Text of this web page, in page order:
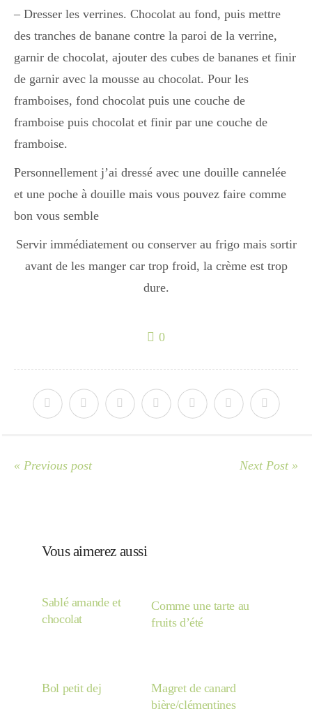
Semaines Spéciales
cupcake
Halloween
Japon
– Dresser les verrines. Chocolat au fond, puis mettre
des tranches de banane contre la paroi de la verrine,
garnir de chocolat, ajouter des cubes de bananes et finir
de garnir avec la mousse au chocolat. Pour les
framboises, fond chocolat puis une couche de
framboise puis chocolat et finir par une couche de
framboise.
Personnellement j’ai dressé avec une douille cannelée
et une poche à douille mais vous pouvez faire comme
bon vous semble
Servir immédiatement ou conserver au frigo mais sortir
avant de les manger car trop froid, la crème est trop
dure.
0
« Previous post Next Post »
Vous aimerez aussi
Sablé amande et
chocolat
Comme une tarte au
fruits d’été
Bol petit dej
Magret de canard
bière/clémentines